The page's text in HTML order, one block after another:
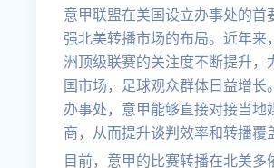
意甲联盟在美国设立办事处的首
强北美转播市场的布局。近年来
洲顶级联赛的关注度不断提升，
国市场，足球观众群体日益增长
办事处，意甲能够直接对接当地
商，从而提升谈判效率和转播覆
目前，意甲的比赛转播在北美多